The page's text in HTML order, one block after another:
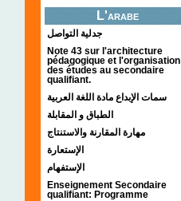
L'arabe
جدلية التواصل
Note 43 sur l'architecture
pédagogique et l'organisation
des études au secondaire
qualifiant.
سمات الإبداع مادة اللغة العربية
الطباق و المقابلة
مهارة المقارنة والاستنتاج
الإستعارة
الإستفهام
Enseignement Secondaire
qualifiant: Programme